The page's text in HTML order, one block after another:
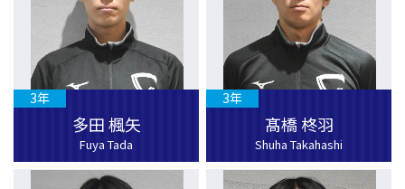
多田 楓矢
Fuya Tada
3年
髙橋 柊羽
Shuha Takahashi
3年